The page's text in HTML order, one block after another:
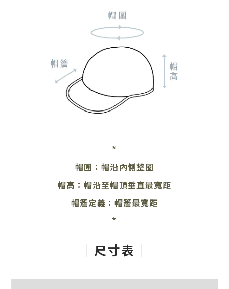
*
帽圍：帽沿內側整圈
帽高：帽沿至帽頂垂直最寬距
帽簷定義：帽簷最寬距
*
｜尺寸表｜